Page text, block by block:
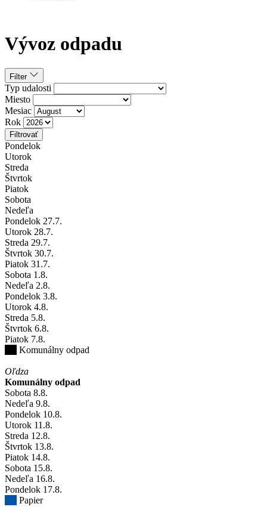
Vývoz odpadu
Filter
Typ udalosti
Miesto
Mesiac
Rok
Filtrovať
Pondelok
Utorok
Streda
Štvrtok
Piatok
Sobota
Nedeľa
Pondelok 27.7.
Utorok 28.7.
Streda 29.7.
Štvrtok 30.7.
Piatok 31 .7.
Sobota 1 .8.
Nedeľa 2.8.
Pondelok 3.8.
Utorok 4.8.
Streda 5.8.
Štvrtok 6.8.
Piatok 7.8.
Komunálny odpad
Oľdza
Komunálny odpad
Sobota 8.8.
Nedeľa 9.8.
Pondelok 10.8.
Utorok 11 .8.
Streda 12.8.
Štvrtok 13.8.
Piatok 14.8.
Sobota 15.8.
Nedeľa 16.8.
Pondelok 17.8.
Papier